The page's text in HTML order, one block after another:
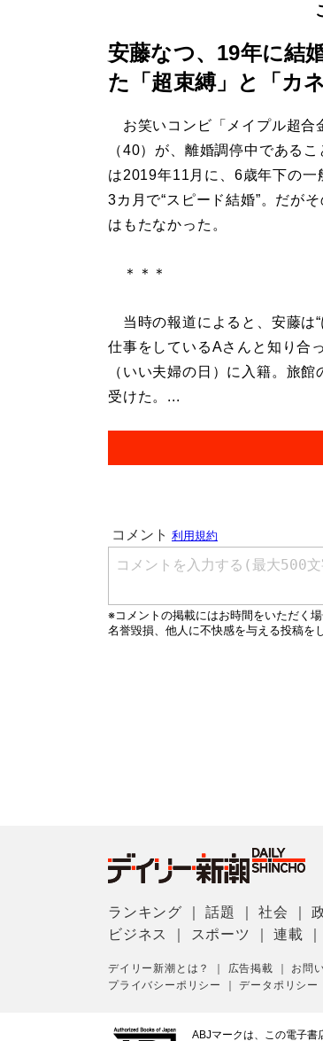
安藤なつ、19年に結
た「超束縛」と「カネ
お笑いコンビ「メイプル超合
（40）が、離婚調停中である
は2019年11月に、6歳年下の一
3カ月で“スピード結婚”。だが
はもたなかった。
＊＊＊
当時の報道によると、安藤は
仕事をしているAさんと知り合
（いい夫婦の日）に入籍。旅
受けた。...
ランキング ｜話題 ｜社会 ｜
ビジネス
スポーツ ｜連載
デイリー新潮とは？ 広告掲載 お問
プライバシーポリシー
｜データポリシー
ABJマークは、この電子書